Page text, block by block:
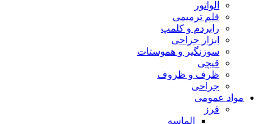
الواتور
قلم ترمیمی
رابردم و کلمپ
ابزار جراحی
سوزنگیر و هموستات
قیچی
ظرف و ظروف
جراحی
مواد عمومی
فرز
الماسه